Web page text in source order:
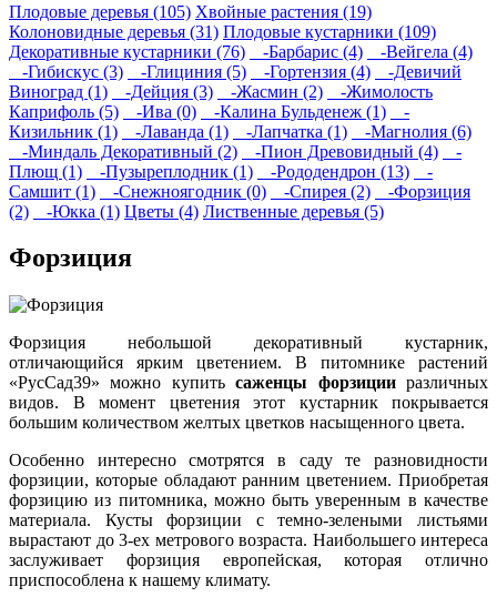
Плодовые деревья (105) Хвойные растения (19)
Колоновидные деревья (31) Плодовые кустарники (109)
Декоративные кустарники (76)
-Барбарис (4)
-Вейгела (4)
-Гибискус (3)
-Глициния (5) -Гортензия (4)
-Девичий
Виноград (1)
-Дейция (3) -Жасмин (2)
-Жимолость
Каприфоль (5)
-Ива (0) -Калина Бульденеж (1)
-
Кизильник (1)
-Лаванда (1) -Лапчатка (1)
-Магнолия (6)
-Миндаль Декоративный (2)
-Пион Древовидный (4)
-
Плющ (1)
-Пузыреплодник (1) -Рододендрон (13)
-
Самшит (1)
-Снежноягодник (0) -Спирея (2)
-Форзиция
(2)
-Юкка (1) Цветы (4) Лиственные деревья (5)
Форзиция
Форзиция небольшой декоративный кустарник,
отличающийся ярким цветением. В питомнике растений
«РусСад39» можно купитьсаженцы форзицииразличных
видов. В момент цветения этот кустарник покрывается
большим количеством желтых цветков насыщенного цвета.
Особенно интересно смотрятся в саду те разновидности
форзиции, которые обладают ранним цветением. Приобретая
форзицию из питомника, можно быть уверенным в качестве
материала. Кусты форзиции с темно-зелеными листьями
вырастают до 3-ех метрового возраста. Наибольшего интереса
заслуживает форзиция европейская, которая отлично
приспособлена к нашему климату.